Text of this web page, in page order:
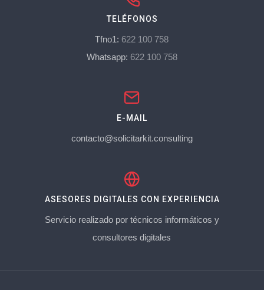
TELÉFONOS
Tfno1: 622 100 758
Whatsapp: 622 100 758
E-MAIL
contacto@solicitarkit.consulting
ASESORES DIGITALES CON EXPERIENCIA
Servicio realizado por técnicos informáticos y
consultores digitales